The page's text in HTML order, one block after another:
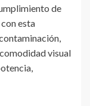
de
esta
visual